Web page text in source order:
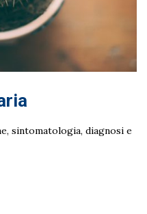
sintomatologia, diagnosi e